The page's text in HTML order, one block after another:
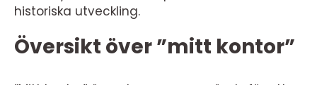
historiska utveckling.
Översikt över ”mitt kontor”